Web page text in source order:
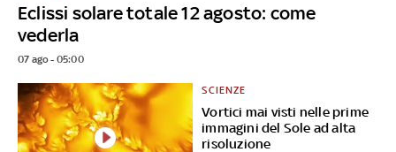
Eclissi solare totale 12 agosto: come
vederla
07 ago - 05:00
Vortici mai visti nelle prime
immagini del Sole ad alta
risoluzione
SCIENZE